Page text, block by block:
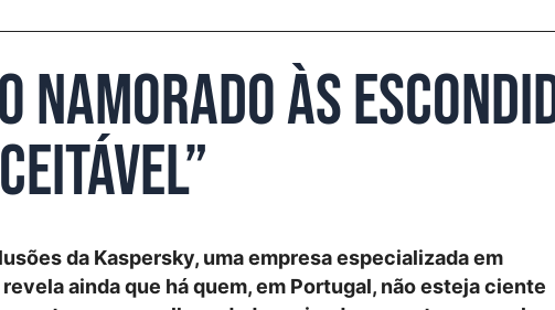
às
da Kaspersky, uma empresa especializada em
ainda que há quem, em Portugal, não esteja ciente